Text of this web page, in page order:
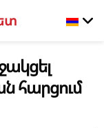
հարցում